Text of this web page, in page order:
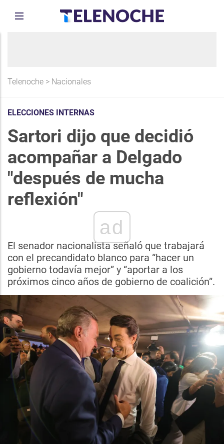
Telenoche > Nacionales
ELECCIONES INTERNAS
Sartori dijo que decidió
acompañar a Delgado
"después de mucha
reflexión"
ad
El senador nacionalista señaló que trabajará
con el precandidato blanco para “hacer un
gobierno todavía mejor” y “aportar a los
próximos cinco años de gobierno de coalición”.